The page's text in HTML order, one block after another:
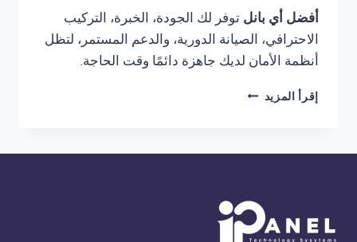
أفضل أي بانل توفر لك الجودة، الخبرة، التركيب
الاحترافي، الصيانة الدورية، والدعم المستمر، لتظل
أنظمة الأمان لديك جاهزة دائمًا وقت الحاجة.
إقرأ المزيد تركيب
01554305486